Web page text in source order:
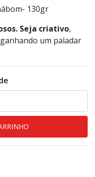
130gr
Seja criativo,
um paladar